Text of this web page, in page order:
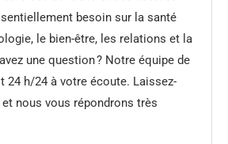
besoin sur la santé
le bien-être, les relations et la
une question ? Notre équipe de
24 h/24 à votre écoute. Laissez-
nous vous répondrons très